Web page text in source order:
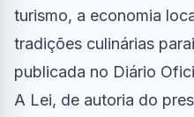
turismo, a economia
tradições culinárias
publicada no Diário
A Lei, de autoria do